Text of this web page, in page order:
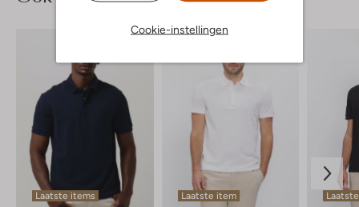
Cookie-instellingen
Laatste items
Laatste item